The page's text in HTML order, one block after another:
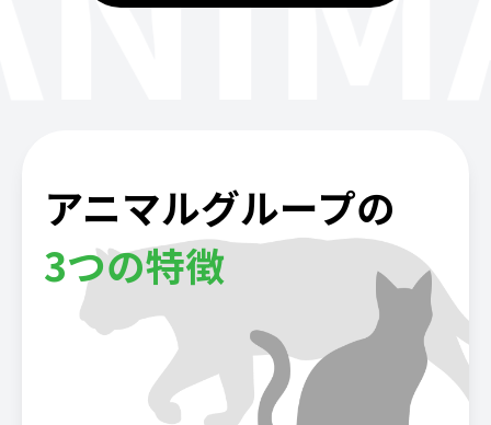
アニマルグループの
3つの特徴